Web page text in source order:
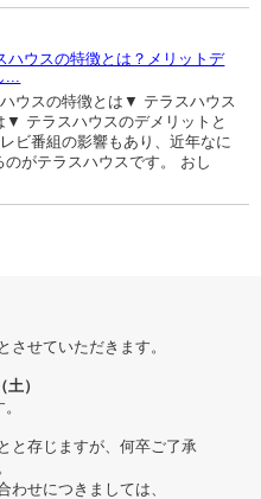
ハウスの特徴とは？メリットデ
ウスの特徴とは▼ テラスハウス
▼ テラスハウスのデメリットと
ビ番組の影響もあり、近年なに
のがテラスハウスです。 おし
させていただきます。
）
と存じますが、何卒ご了承
わせにつきましては、